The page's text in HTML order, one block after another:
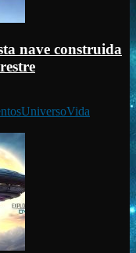
nave construida
UniversoVida